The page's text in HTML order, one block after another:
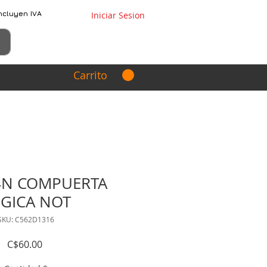
IVA Iniciar Sesion
Carrito
COMPUERTA
NOT
C562D1316
C$60.00Precio